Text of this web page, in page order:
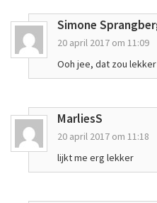
Simone
20 april 2017 om 11:09
Ooh jee, dat zou
MarliesS
20 april 2017 om 11:18
lijkt me erg lekker